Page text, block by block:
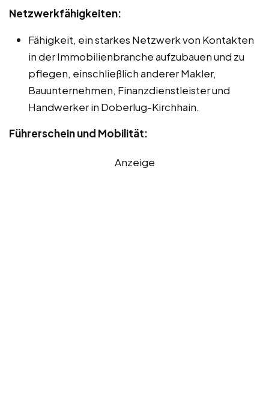
Netzwerkfähigkeiten:
Fähigkeit, ein starkes Netzwerk von Kontakten
in der Immobilienbranche aufzubauen und zu
pflegen, einschließlich anderer Makler,
Bauunternehmen, Finanzdienstleister und
Handwerker in Doberlug-Kirchhain.
Führerschein und Mobilität:
Anzeige